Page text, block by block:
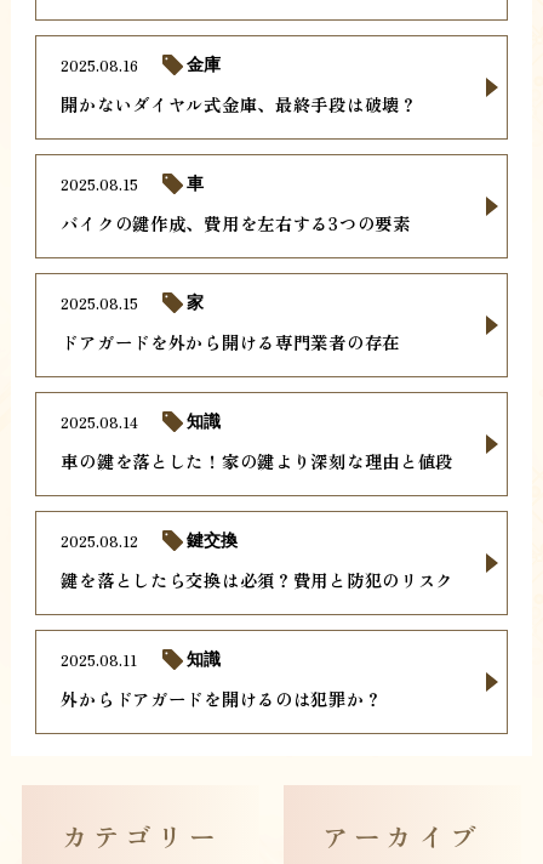
開かないダイヤル式金庫、最終手段は破壊？
2025.08.16 金庫
バイクの鍵作成、費用を左右する3つの要素
2025.08.15 車
ドアガードを外から開ける専門業者の存在
2025.08.15 家
車の鍵を落とした！家の鍵より深刻な理由と値段
2025.08.14 知識
鍵を落としたら交換は必須？費用と防犯のリスク
2025.08.12 鍵交換
外からドアガードを開けるのは犯罪か？
2025.08.11 知識
カテゴリー アーカイブ